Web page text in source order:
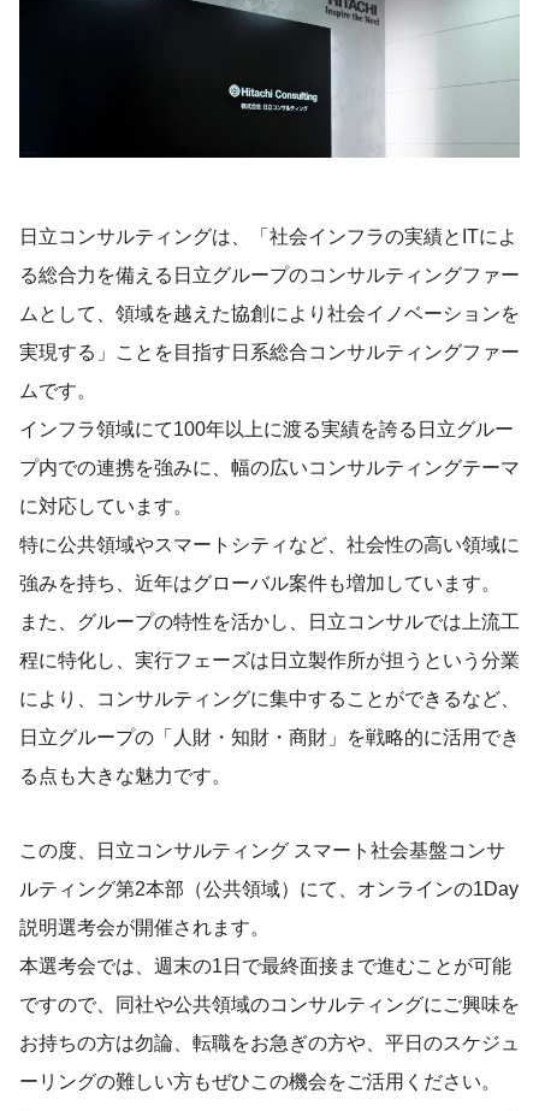
日立コンサルティングは、「社会インフラの実績とITによ
る総合力を備える日立グループのコンサルティングファー
ムとして、領域を越えた協創により社会イノベーションを
実現する」ことを目指す日系総合コンサルティングファー
ムです。
インフラ領域にて100年以上に渡る実績を誇る日立グルー
プ内での連携を強みに、幅の広いコンサルティングテーマ
に対応しています。
特に公共領域やスマートシティなど、社会性の高い領域に
強みを持ち、近年はグローバル案件も増加しています。
また、グループの特性を活かし、日立コンサルでは上流工
程に特化し、実行フェーズは日立製作所が担うという分業
により、コンサルティングに集中することができるなど、
日立グループの「人財・知財・商財」を戦略的に活用でき
る点も大きな魅力です。
この度、日立コンサルティング スマート社会基盤コンサ
ルティング第2本部（公共領域）にて、オンラインの1Day
説明選考会が開催されます。
本選考会では、週末の1日で最終面接まで進むことが可能
ですので、同社や公共領域のコンサルティングにご興味を
お持ちの方は勿論、転職をお急ぎの方や、平日のスケジュ
ーリングの難しい方もぜひこの機会をご活用ください。